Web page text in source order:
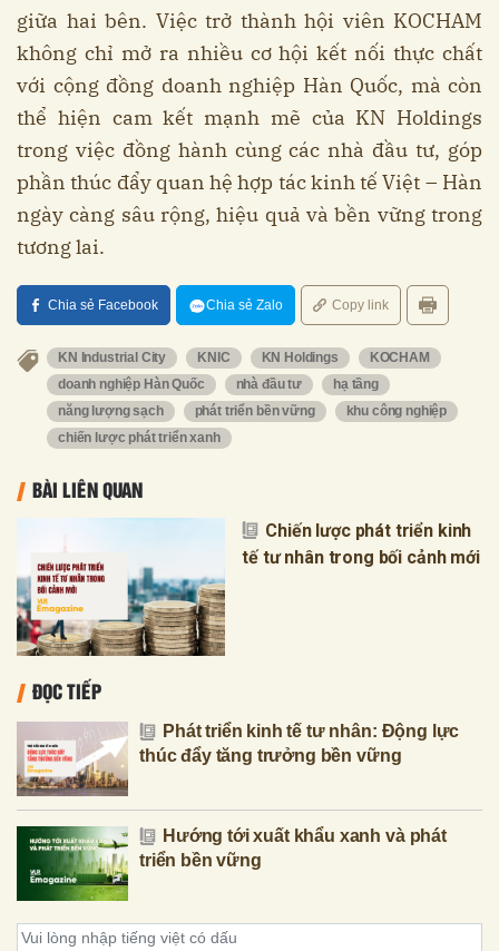
giữa hai bên. Việc trở thành hội viên KOCHAM
không chỉ mở ra nhiều cơ hội kết nối thực chất
với cộng đồng doanh nghiệp Hàn Quốc, mà còn
thể hiện cam kết mạnh mẽ của KN Holdings
trong việc đồng hành cùng các nhà đầu tư, góp
phần thúc đẩy quan hệ hợp tác kinh tế Việt – Hàn
ngày càng sâu rộng, hiệu quả và bền vững trong
tương lai.
Chia sẻ Facebook Chia sẻ Zalo Copy link
KN Industrial City KNIC KN Holdings
KOCHAM
doanh nghiệp Hàn Quốc
nhà đầu tư
hạ tầng
năng lượng sạch
phát triển bền vững
khu công nghiệp
chiến lược phát triển xanh
BÀI LIÊN QUAN
Chiến lược phát triển kinh
tế tư nhân trong bối cảnh mới
ĐỌC TIẾP
Phát triển kinh tế tư nhân: Động lực
thúc đẩy tăng trưởng bền vững
Hướng tới xuất khẩu xanh và phát
triển bền vững